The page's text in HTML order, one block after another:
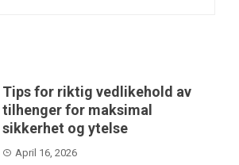
Tips for riktig vedlikehold av
tilhenger for maksimal
sikkerhet og ytelse
April 16, 2026